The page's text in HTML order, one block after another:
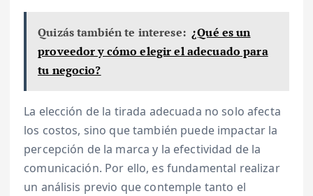
Quizás también te interese: ¿Qué es un
proveedor y cómo elegir el adecuado para
tu negocio?
La elección de la tirada adecuada no solo afecta
los costos, sino que también puede impactar la
percepción de la marca y la efectividad de la
comunicación. Por ello, es fundamental realizar
un análisis previo que contemple tanto el